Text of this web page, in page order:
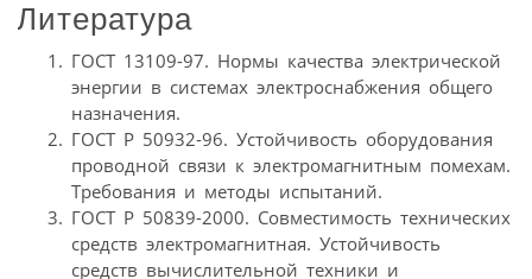
Литература
ГОСТ 13109-97. Нормы качества электрической
энергии в системах электроснабжения общего
назначения.
ГОСТ Р 50932-96. Устойчивость оборудования
проводной связи к электромагнитным помехам.
Требования и методы испытаний.
ГОСТ Р 50839-2000. Совместимость технических
средств электромагнитная. Устойчивость
средств вычислительной техники и